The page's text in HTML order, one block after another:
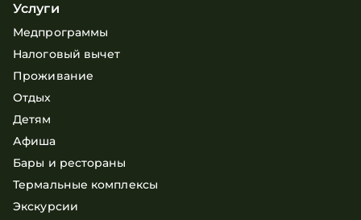
Услуги
Медпрограммы
Налоговый вычет
Проживание
Отдых
Детям
Афиша
Бары и рестораны
Термальные комплексы
Экскурсии